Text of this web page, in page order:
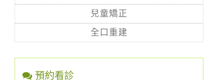
兒童矯正
全口重建
預約看診